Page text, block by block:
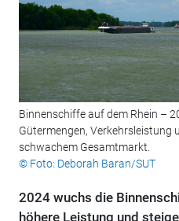
Binnenschiffe auf dem Rhein –
Gütermengen, Verkehrsleistung
schwachem Gesamtmarkt.
© Foto: Deborah Baran/SUT
2024 wuchs die
höhere Leistung und